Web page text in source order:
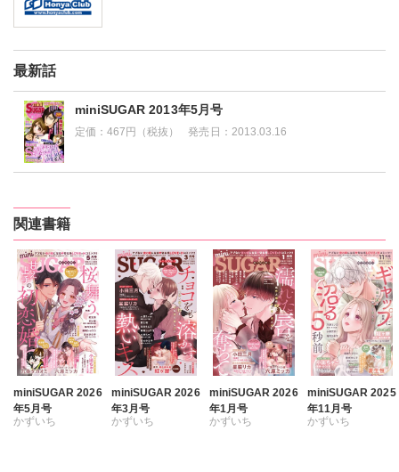
最新話
miniSUGAR 2013年5月号
定価：467円（税抜） 発売日： 2013.03.16
関連書籍
miniSUGAR 2026
年5月号
かずいち
miniSUGAR 2026
年3月号
かずいち
miniSUGAR 2026
年1月号
かずいち
miniSUGAR 2025
年11月号
かずいち